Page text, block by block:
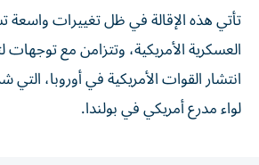
تأتي هذه الإقالة في ظل تغييرات واسعة
العسكرية الأمريكية، وتتزامن مع
انتشار القوات الأمريكية في أوروبا،
لواء مدرع أمريكي في بولندا.